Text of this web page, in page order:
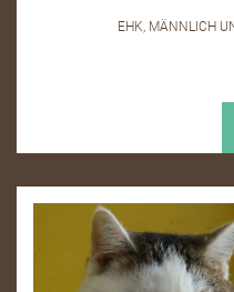
EHK, MÄNNLICH